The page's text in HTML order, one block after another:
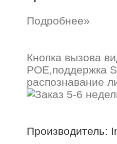
Подробнее»
Кнопка вызова
POE,поддержка
распознавание
Производитель: